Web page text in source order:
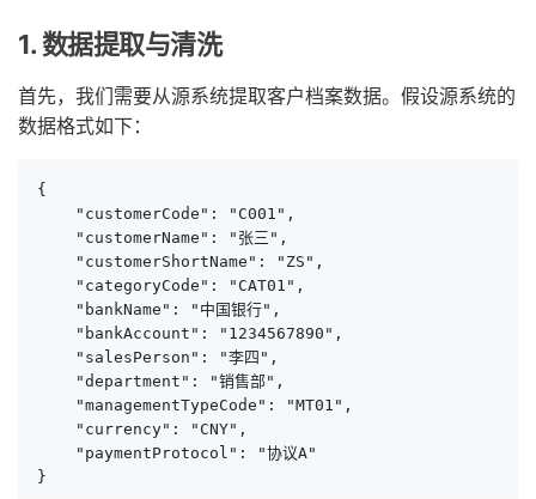
1. 数据提取与清洗
首先，我们需要从源系统提取客户档案数据。假设源系统的
数据格式如下：
{
    "customerCode": "C001",
    "customerName": "张三",
    "customerShortName": "ZS",
    "categoryCode": "CAT01",
    "bankName": "中国银行",
    "bankAccount": "1234567890",
    "salesPerson": "李四",
    "department": "销售部",
    "managementTypeCode": "MT01",
    "currency": "CNY",
    "paymentProtocol": "协议A"
}